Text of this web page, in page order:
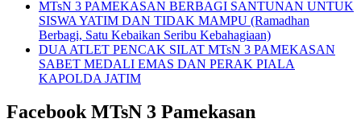
MTsN 3 PAMEKASAN BERBAGI SANTUNAN UNTUK
SISWA YATIM DAN TIDAK MAMPU (Ramadhan
Berbagi, Satu Kebaikan Seribu Kebahagiaan)
DUA ATLET PENCAK SILAT MTsN 3 PAMEKASAN
SABET MEDALI EMAS DAN PERAK PIALA
KAPOLDA JATIM
Facebook MTsN 3 Pamekasan